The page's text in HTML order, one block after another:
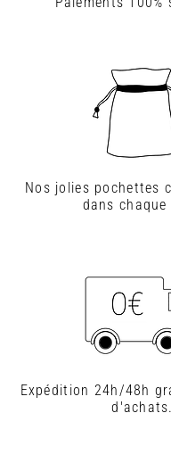
Nos jolies pochettes
dans chaque
Expédition 24h/48h
d'achats.